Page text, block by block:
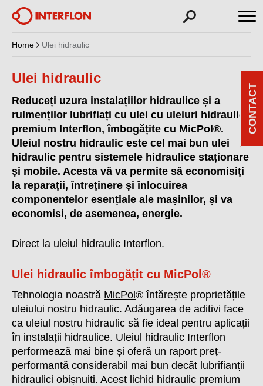
Home Ulei hidraulic
Ulei hidraulic
Reduceți uzura instalațiilor hidraulice și a
rulmenților lubrifiați cu ulei cu uleiuri hidraulice
premium Interflon, îmbogățite cu MicPol®.
Uleiul nostru hidraulic este cel mai bun ulei
hidraulic pentru sistemele hidraulice staționare
și mobile. Acesta vă va permite să economisiți
la reparații, întreținere și înlocuirea
componentelor esențiale ale mașinilor, și va
economisi, de asemenea, energie.
Direct la uleiul hidraulic Interflon.
Ulei hidraulic îmbogățit cu MicPol®
Tehnologia noastră MicPol ® întărește proprietățile
uleiului nostru hidraulic. Adăugarea de aditivi face
ca uleiul nostru hidraulic să fie ideal pentru aplicații
în instalații hidraulice. Uleiul hidraulic Interflon
performează mai bine și oferă un raport preț-
performanță considerabil mai bun decât lubrifianții
hidraulici obișnuiți. Acest lichid hidraulic premium
CONTACT